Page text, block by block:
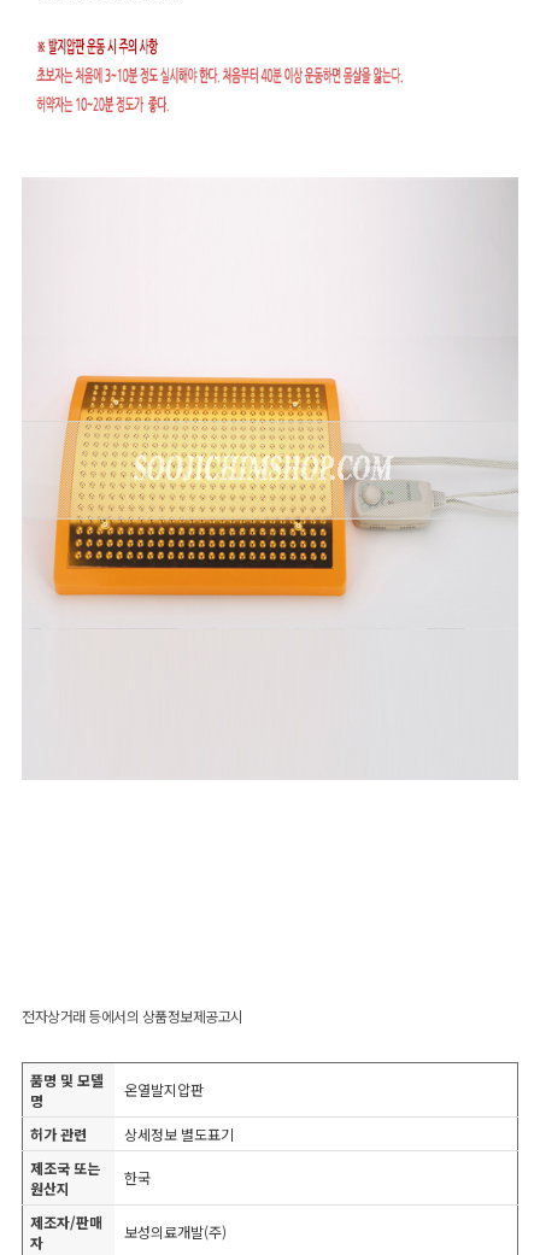
전자상거래 등에서의 상품정보제공고시
품명 및 모델
명
온열발지압판
허가 관련
상세정보 별도표기
제조국 또는
원산지
한국
제조자/판매
자
보성의료개발(주)